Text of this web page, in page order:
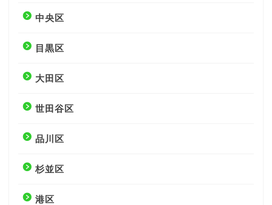
中央区
目黒区
大田区
世田谷区
品川区
杉並区
港区